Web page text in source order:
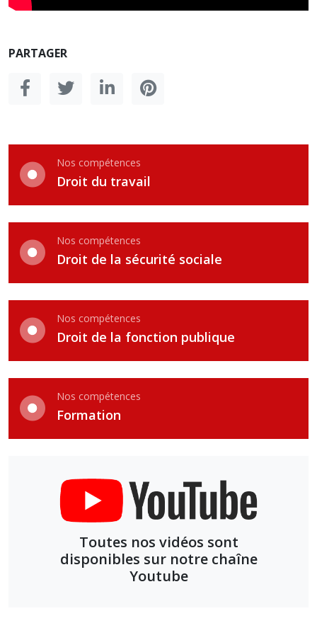
PARTAGER
Nos compétences
Droit du travail
Nos compétences
Droit de la sécurité sociale
Nos compétences
Droit de la fonction publique
Nos compétences
Formation
Toutes nos vidéos sont
disponibles sur notre chaîne
Youtube